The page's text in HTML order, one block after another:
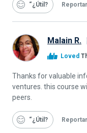
“¿Útil
Malain R.
Loved
Thanks for valuable
ventures. this course
peers.
“¿Útil